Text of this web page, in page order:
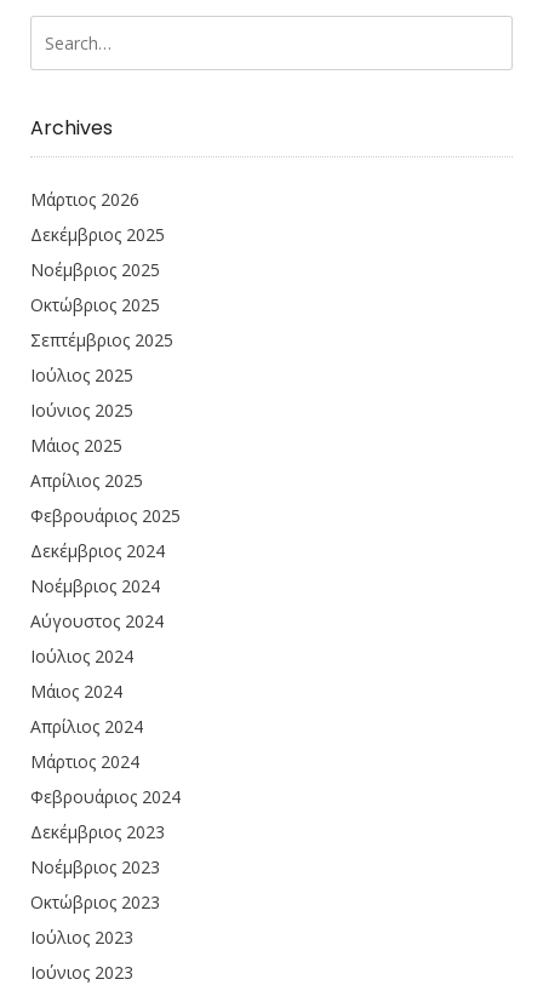
Archives
Μάρτιος 2026
Δεκέμβριος 2025
Νοέμβριος 2025
Οκτώβριος 2025
Σεπτέμβριος 2025
Ιούλιος 2025
Ιούνιος 2025
Μάιος 2025
Απρίλιος 2025
Φεβρουάριος 2025
Δεκέμβριος 2024
Νοέμβριος 2024
Αύγουστος 2024
Ιούλιος 2024
Μάιος 2024
Απρίλιος 2024
Μάρτιος 2024
Φεβρουάριος 2024
Δεκέμβριος 2023
Νοέμβριος 2023
Οκτώβριος 2023
Ιούλιος 2023
Ιούνιος 2023